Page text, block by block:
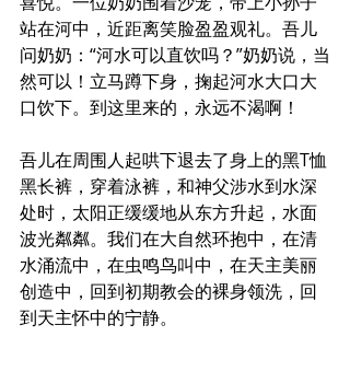
站在河中，近距离笑脸盈盈观礼。吾儿
问奶奶：“河水可以直饮吗？”奶奶说，当
然可以！立马蹲下身，掬起河水大口大
口饮下。到这里来的，永远不渴啊！
吾儿在周围人起哄下退去了身上的黑T恤
黑长裤，穿着泳裤，和神父涉水到水深
处时，太阳正缓缓地从东方升起，水面
波光粼粼。我们在大自然环抱中，在清
水涌流中，在虫鸣鸟叫中，在天主美丽
创造中，回到初期教会的裸身领洗，回
到天主怀中的宁静。